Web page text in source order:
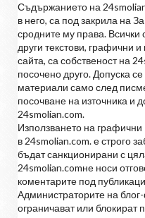
Съдържанието на
в него, са под закрила на
сродните му права. Всички
други текстови, графични
сайта, са собственост на
посочено друго. Допуска
материали само след
посочване на източника и
24smolian.com.
Използването на
в 24smolian.com. е строго
бъдат санкционирани с
24smolian.comне носи
коментарите под
Администраторите на
ограничават или блокират